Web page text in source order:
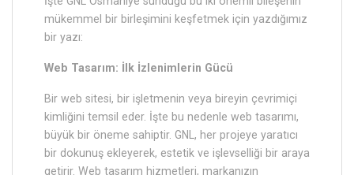
mükemmel bir birleşimini keşfetmek için yazdığımız
bir yazı:
Web Tasarım: İlk İzlenimlerin Gücü
Bir web sitesi, bir işletmenin veya bireyin çevrimiçi
kimliğini temsil eder. İşte bu nedenle web tasarımı,
büyük bir öneme sahiptir. GNL, her projeye yaratıcı
bir dokunuş ekleyerek, estetik ve işlevselliği bir araya
getirir. Web tasarım hizmetleri, markanızın